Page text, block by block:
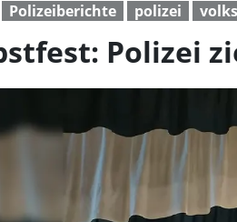
Polizeiberichte polizei
Polizei